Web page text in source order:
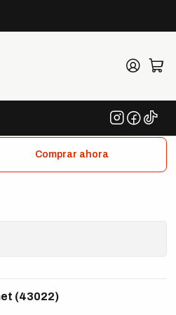
Lewis
Comprar ahora
(43022)